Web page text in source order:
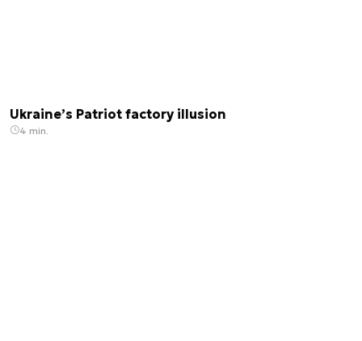
Ukraine’s Patriot factory illusion
4 min.